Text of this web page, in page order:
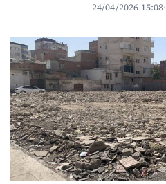
24/04/2026 15:08·